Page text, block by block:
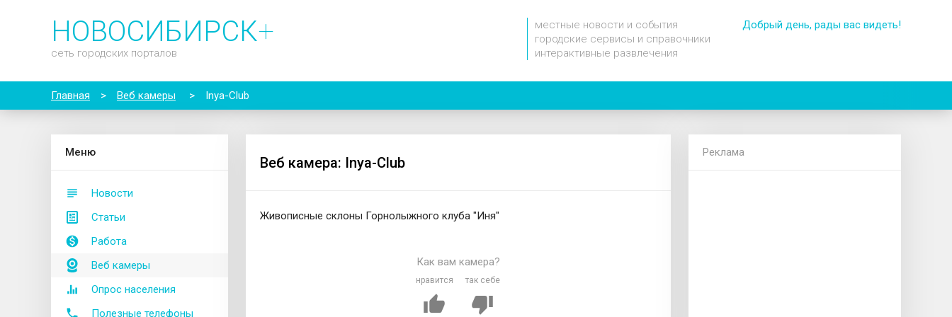
НОВОСИБИРСК+
сеть городских порталов
местные новости и события
городские сервисы и справочники
интерактивные развлечения
Добрый день, рады вас видеть!
Главная > Веб камеры > Inya-Club
Меню
Новости
Статьи
Работа
Веб камеры
Опрос населения
Полезные телефоны
Веб камера: Inya-Club
Живописные склоны Горнолыжного клуба "Иня"
Как вам камера?
нравится так себе
Реклама